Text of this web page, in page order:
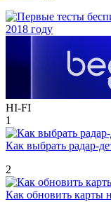
HI-FI
1
Как выбрать радар-
2
Как обновить карты